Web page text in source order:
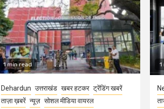
1 min read
Dehardun उत्तराखंड खबर हटकर ट्रेंडिंग खबरें
ताज़ा ख़बरें न्यूज़ सोशल मीडिया वायरल
1